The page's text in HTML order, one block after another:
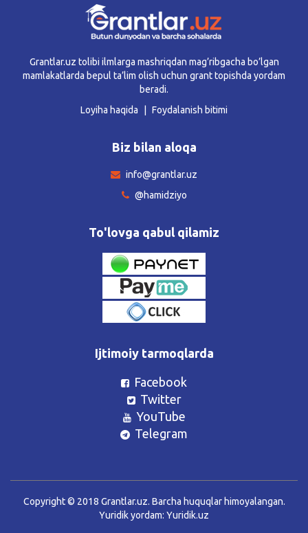
Grantlar.uz tolibi ilmlarga mashriqdan mag’ribgacha bo’lgan
mamlakatlarda bepul ta’lim olish uchun grant topishda yordam
beradi.
Loyiha haqida
Foydalanish bitimi
Biz bilan aloqa
info@grantlar.uz
@hamidziyo
To'lovga qabul qilamiz
Ijtimoiy tarmoqlarda
Facebook
Twitter
YouTube
Telegram
Copyright © 2018 Grantlar.uz. Barcha huquqlar himoyalangan.
Yuridik yordam: Yuridik.uz